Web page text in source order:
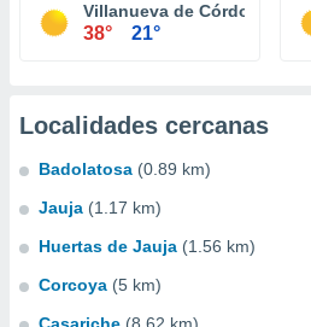
Villanueva de Córdoba
38° 21°
Localidades cercanas
Badolatosa (0.89 km)
Jauja (1.17 km)
Huertas de Jauja (1.56 km)
Corcoya (5 km)